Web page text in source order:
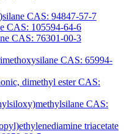
CAS: 94847-57-7
CAS: 105594-64-6
CAS: 76301-00-3
CAS: 65994-
dimethyl ester CAS:
CAS:
triacetate